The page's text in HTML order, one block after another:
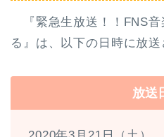
『緊急生放送！！FNS音
る』は、以下の日時に放送
放送